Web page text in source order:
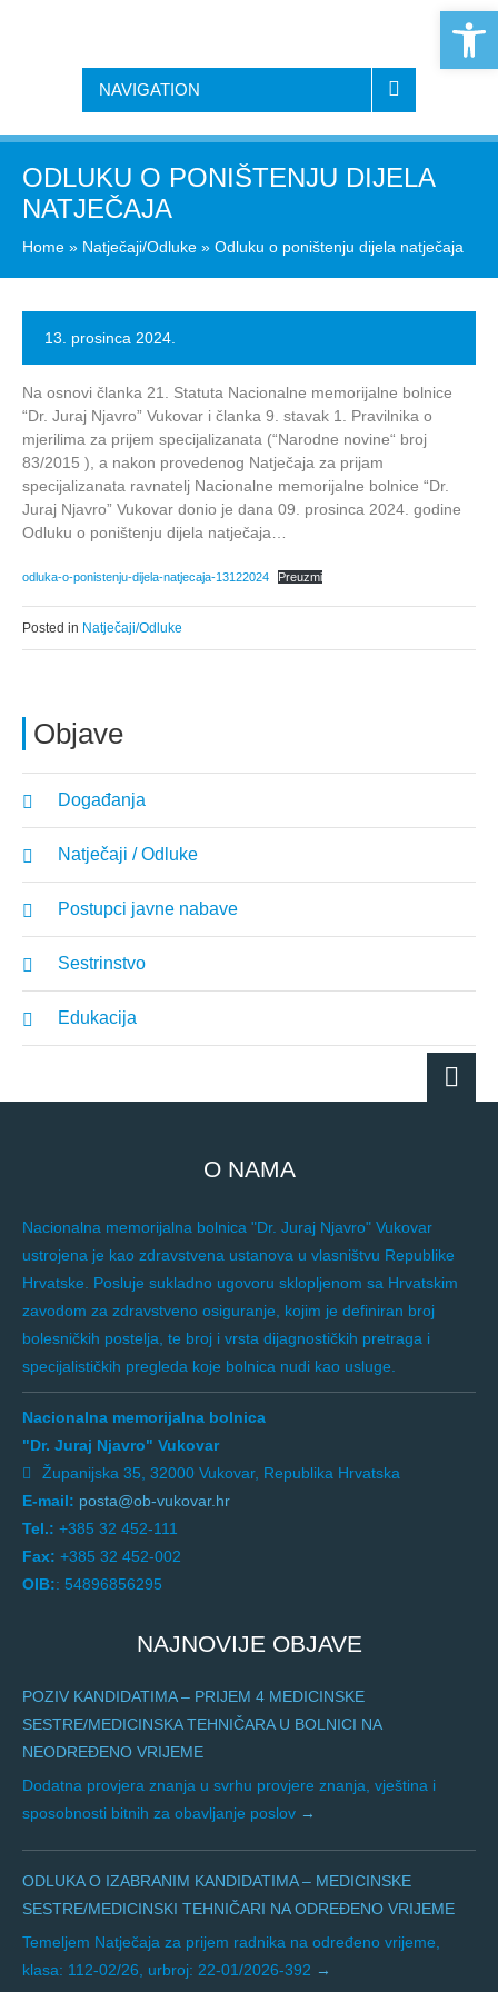
NAVIGATION
ODLUKU O PONIŠTENJU DIJELA
NATJEČAJA
Home » Natječaji/Odluke » Odluku o poništenju dijela natječaja
Objave
Događanja
Natječaji / Odluke
Postupci javne nabave
Sestrinstvo
Edukacija
13. prosinca 2024.
Na osnovi članka 21. Statuta Nacionalne memorijalne bolnice
“Dr. Juraj Njavro” Vukovar i članka 9. stavak 1. Pravilnika o
mjerilima za prijem specijalizanata (“Narodne novine“ broj
83/2015 ), a nakon provedenog Natječaja za prijam
specijalizanata ravnatelj Nacionalne memorijalne bolnice “Dr.
Juraj Njavro” Vukovar donio je dana 09. prosinca 2024. godine
Odluku o poništenju dijela natječaja…
odluka-o-ponistenju-dijela-natjecaja-13122024 Preuzmi
Posted in Natječaji/Odluke
O NAMA
Nacionalna memorijalna bolnica "Dr. Juraj Njavro" Vukovar
ustrojena je kao zdravstvena ustanova u vlasništvu Republike
Hrvatske. Posluje sukladno ugovoru sklopljenom sa Hrvatskim
zavodom za zdravstveno osiguranje, kojim je definiran broj
bolesničkih postelja, te broj i vrsta dijagnostičkih pretraga i
specijalističkih pregleda koje bolnica nudi kao usluge.
Nacionalna memorijalna bolnica
"Dr. Juraj Njavro" Vukovar
Županijska 35, 32000 Vukovar, Republika Hrvatska
E-mail: posta@ob-vukovar.hr
Tel.: +385 32 452-111
Fax: +385 32 452-002
OIB:: 54896856295
NAJNOVIJE OBJAVE
POZIV KANDIDATIMA – PRIJEM 4 MEDICINSKE
SESTRE/MEDICINSKA TEHNIČARA U BOLNICI NA
NEODREĐENO VRIJEME
Dodatna provjera znanja u svrhu provjere znanja, vještina i
sposobnosti bitnih za obavljanje poslov
ODLUKA O IZABRANIM KANDIDATIMA – MEDICINSKE
SESTRE/MEDICINSKI TEHNIČARI NA ODREĐENO VRIJEME
Temeljem Natječaja za prijem radnika na određeno vrijeme,
klasa: 112-02/26, urbroj: 22-01/2026-392